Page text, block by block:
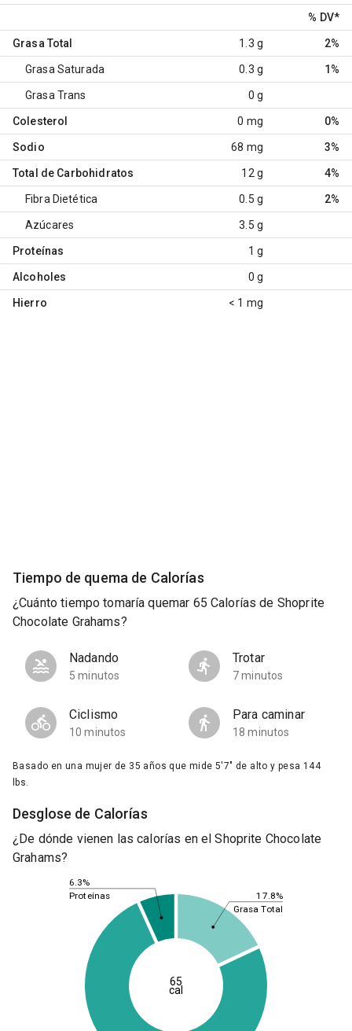
% DV*
Grasa Total 1.3 g 2%
Grasa Saturada 0.3 g 1%
Grasa Trans 0 g
Colesterol 0 mg 0%
Sodio 68 mg 3%
Total de Carbohidratos 12 g 4%
Fibra Dietética 0.5 g 2%
Azúcares 3.5 g
Proteínas 1 g
Alcoholes 0 g
Hierro < 1 mg
Tiempo de quema de Calorías
¿Cuánto tiempo tomaría quemar 65 Calorías de Shoprite
Chocolate Grahams?
Nadando
5 minutos
Trotar
7 minutos
Ciclismo
10 minutos
Para caminar
18 minutos
Basado en una mujer de 35 años que mide 5'7" de alto y pesa 144
lbs.
Desglose de Calorías
¿De dónde vienen las calorías en el Shoprite Chocolate
Grahams?
17.8%
6.3%
Grasa Total
Proteínas
65
cal